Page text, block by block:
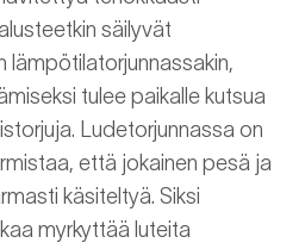
säilyvät
lämpötilatorjunnassakin,
tulee paikalle kutsua
Ludetorjunnassa on
että jokainen pesä ja
käsiteltyä. Siksi
myrkyttää luteita